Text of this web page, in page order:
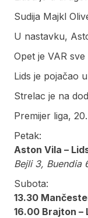
Sudija Majkl
U nastavku,
Opet je VAR
Lids je pojačao
Strelac je na
Premijer liga,
Petak:
Aston Vila –
Bejli 3, Buendia
Subota:
13.30
16.00 Brajton –